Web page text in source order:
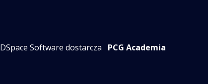
DSpace Software dostarcza PCG Academia